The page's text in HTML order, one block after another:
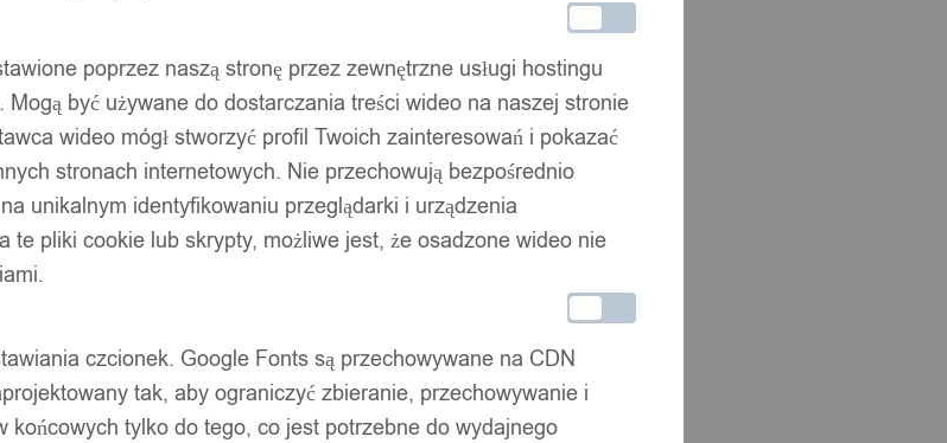
poprzez naszą stronę przez zewnętrzne usługi hostingu
być używane do dostarczania treści wideo na naszej stronie
wideo mógł stworzyć profil Twoich zainteresowań i pokazać
stronach internetowych. Nie przechowują bezpośrednio
unikalnym identyfikowaniu przeglądarki i urządzenia
te pliki cookie lub skrypty, możliwe jest, że osadzone wideo nie
czcionek. Google Fonts są przechowywane na CDN
tak, aby ograniczyć zbieranie, przechowywanie i
końcowych tylko do tego, co jest potrzebne do wydajnego